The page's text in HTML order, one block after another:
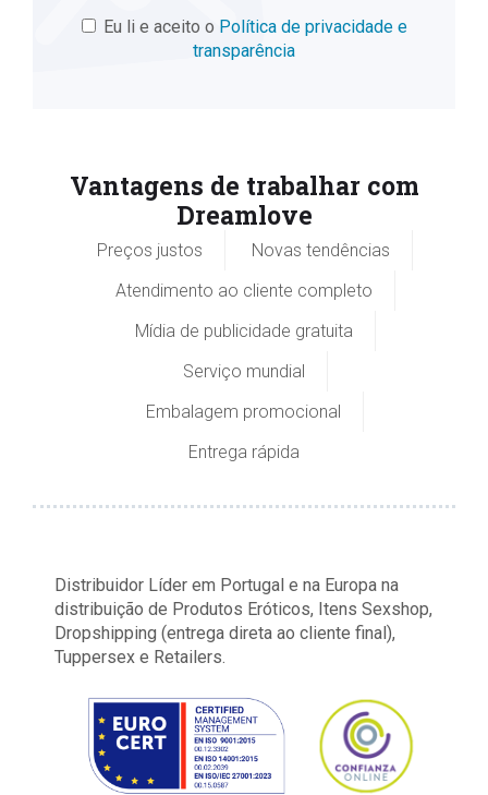
Eu li e aceito o Política de privacidade e
transparência
Vantagens de trabalhar com
Dreamlove
Preços justos
Novas tendências
Atendimento ao cliente completo
Mídia de publicidade gratuita
Serviço mundial
Embalagem promocional
Entrega rápida
Distribuidor Líder em Portugal e na Europa na
distribuição de Produtos Eróticos, Itens Sexshop,
Dropshipping (entrega direta ao cliente final),
Tuppersex e Retailers.